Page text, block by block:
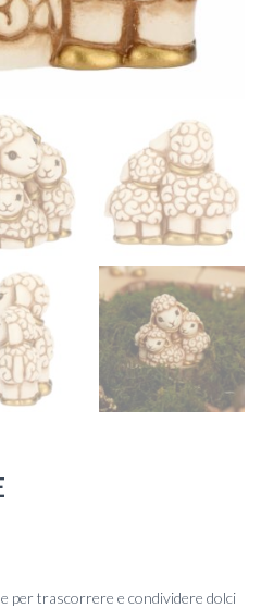
per trascorrere e condividere dolci